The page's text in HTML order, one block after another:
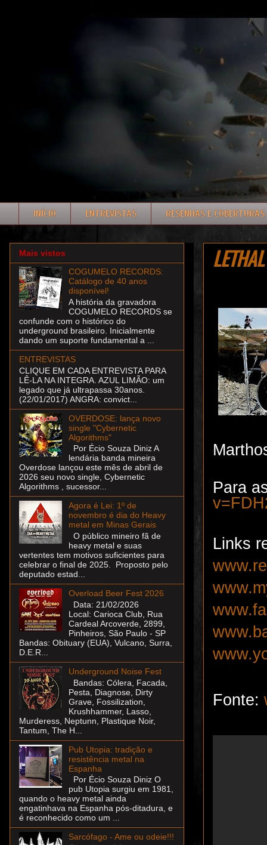
INÍCIO ENTREVISTAS RESENHAS E COBERTURAS
Para
Links
Fonte:
Mais vistos
COGUMELO RECORDS:
Catálogo de 40 anos
disponível!
A história da gravadora
COGUMELO RECORDS se
confunde com o histórico do
underground brasileiro. Inicialmente
dando um suporte fundamental a ...
ENTREVISTAS
CLIQUE EM CADA ENTREVISTA PARA
LÊ-LA NA INTEGRA. AZUL LIMÃO: um
legado que já ultrapassa 30anos.
(22/01/2017) ANGRA: convict...
OVERDOSE: lança novo
single "Cybernetic
Algorithms"
Por Écio Souza Diniz A
lendária banda mineira
Overdose lançou este mês de abril de
2026 seu novo single, Cybernetic
Algorithms , sucessor...
Agora é Lei: 1º de
novembro é dia do Heavy
metal em Minas Gerais
O público mineiro fã de
heavy metal e suas
vertentes tem motivos suficientes para
celebrar o final de 2025. Proposto pelo
deputado estad...
Overload Beer Fest 2026
Data: 21/02/2026
Local: Carioca Club, Rua
Cardeal Arcoverde, 2899,
Pinheiros, São Paulo - SP
Bandas: Obituary (EUA), Vulcano, Surra,
D.E.R...
Underground Noise Fest
Bandas: Cólera, Facada,
Pesta, Diagnose, Dirty
Grave, Fossilization,
Krushhammer, Lasso,
Murderess, Neptunn, Plastique Noir,
Tantum, The H...
Pub Utopia: tradição e
resistência metal na
Espanha
Por Écio Souza Diniz O
pub Utopia surgiu em 1981,
quando o heavy metal ainda
engatinhava na Espanha pós-ditadura, e
é reconhecido como um ...
Sarcófago - Ame ou odeie!!!